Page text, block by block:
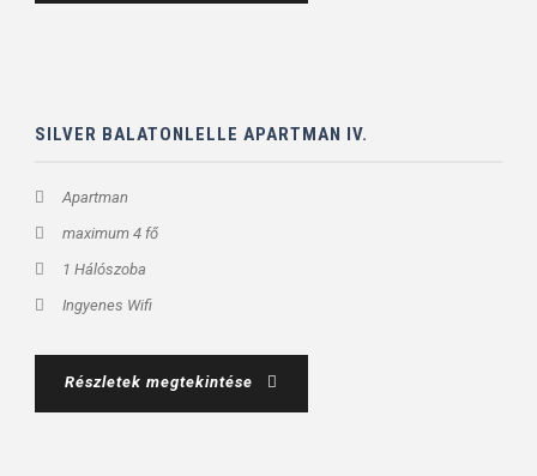
SILVER BALATONLELLE APARTMAN IV.
Apartman
maximum 4 fő
1 Hálószoba
Ingyenes Wifi
Részletek megtekintése